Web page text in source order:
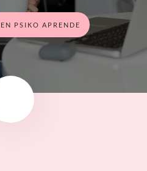
PSIKO APRENDE